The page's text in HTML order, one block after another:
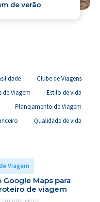
de verão
Clube de Viagens
de Viagem
Estilo de vida
Planejamento de Viagem
Qualidade de vida
Viagem
Google Maps para
de viagem
3 min de leitura